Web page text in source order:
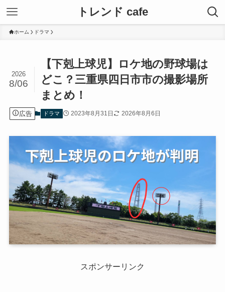
トレンド cafe
ホーム ドラマ
【下剋上球児】ロケ地の野球場は
どこ？三重県四日市市の撮影場所
まとめ！
2026
8/06
広告 ドラマ 2023年8月31日 2026年8月6日
スポンサーリンク